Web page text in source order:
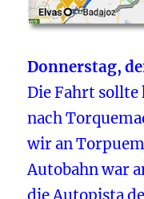
Donnerstag,
Die Fahrt
nach
wir an
Autobahn war
die Autopista